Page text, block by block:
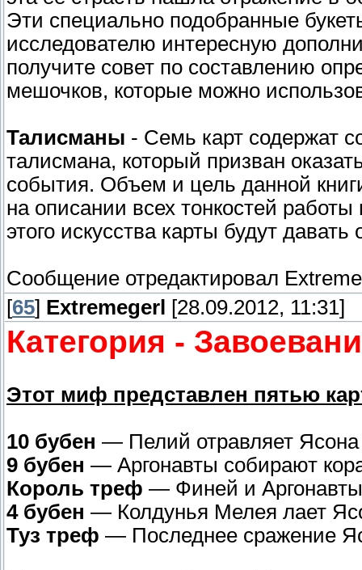
Эти специально подобранные
исследователю интересную
получите совет по составлению
мешочков, которые можно
Талисманы - Семь карт содержат
талисмана, который призван
события. Объем и цель данной
на описании всех тонкостей
этого искусства карты будут
Сообщение отредактировал
[65] Extremegerl [28.09.2012, 11:31]
Категория -
Этот миф представлен пятью
10 бубен — Пелий отравляет
9 бубен — Аргонавты собирают
Король треф — Финей и
4 бубен — Колдунья Мелея лает
Туз треф — Последнее сражение